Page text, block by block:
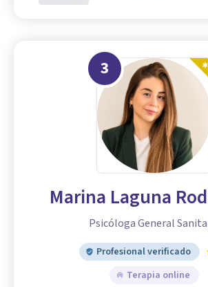
3
Marina Laguna
Psicóloga General
Profesional verificado
Terapia online